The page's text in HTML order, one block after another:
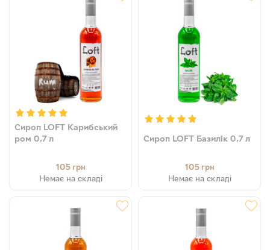
Сироп LOFT Карибський
ром 0,7 л
105 грн
Немає на складі
Сироп LOFT Базилік 0,7 л
105 грн
Немає на складі